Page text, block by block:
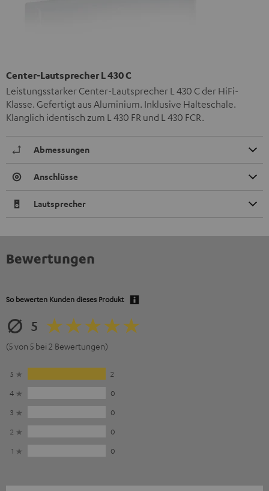
Center-Lautsprecher L 430 C
Leistungsstarker Center-Lautsprecher L 430 C der HiFi-
Klasse. Gefertigt aus Aluminium. Inklusive Halteschale.
Klanglich identisch zum L 430 FR und L 430 FCR.
Abmessungen
Anschlüsse
Lautsprecher
Bewertungen
So bewerten Kunden dieses Produkt
5
(5 von 5 bei 2 Bewertungen)
5
2
4
0
3
0
2
0
1
0